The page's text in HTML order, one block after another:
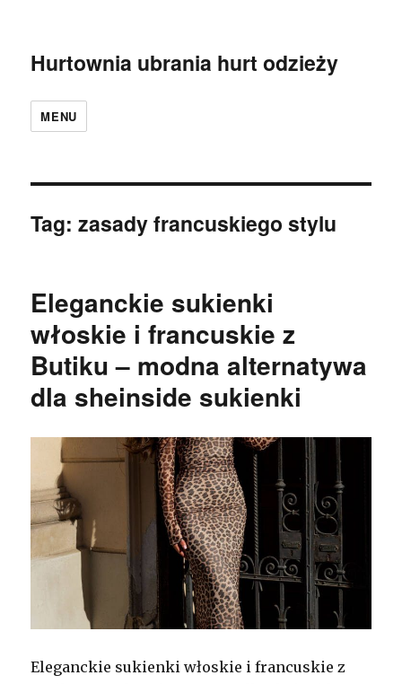
Hurtownia ubrania hurt odzieży
MENU
Tag:zasady francuskiego stylu
Eleganckie sukienki
włoskie i francuskie z
Butiku – modna alternatywa
dla sheinside sukienki
Eleganckie sukienki włoskie i francuskie z